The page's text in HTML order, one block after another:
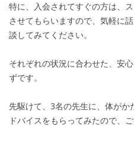
特に、入会されてすぐの方は、
させてもらいますので、気軽に
談してみてください。
それぞれの状況に合わせた、安
ずです。
先駆けて、3名の先生に、体が
ドバイスをもらってみたので、